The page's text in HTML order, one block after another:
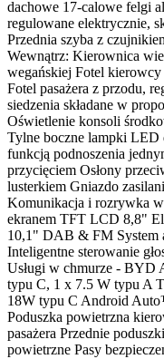
dachowe 17-calowe felgi
regulowane elektrycznie,
Przednia szyba z
Wewnątrz: Kierownica
wegańskiej Fotel
Fotel pasażera z przodu,
siedzenia składane w
Oświetlenie konsoli
Tylne boczne lampki LED
funkcją podnoszenia
przycięciem Osłony
lusterkiem Gniazdo
Komunikacja i rozrywka
ekranem TFT LCD 8,8"
10,1" DAB & FM System
Inteligentne sterowanie
Usługi w chmurze - BYD
typu C, 1 x 7.5 W typu A
18W typu C Android
Poduszka powietrzna
pasażera Przednie
powietrzne Pasy